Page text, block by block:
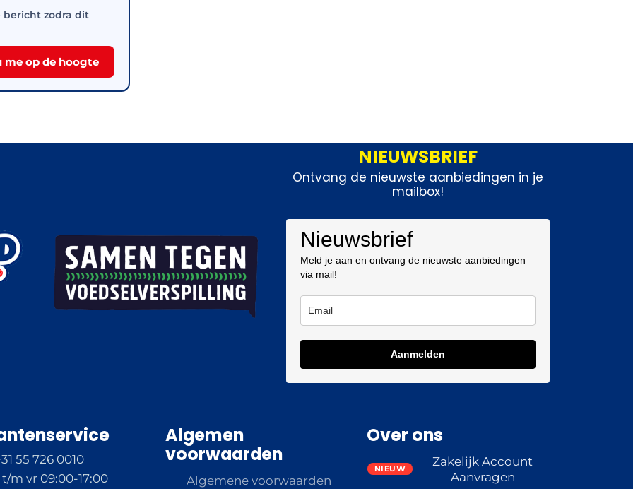
bericht zodra dit
me op de hoogte
NIEUWSBRIEF
Ontvang de nieuwste aanbiedingen in je
mailbox!
Nieuwsbrief
Meld je aan en ontvang de nieuwste aanbiedingen
via mail!
Aanmelden
55 726 0010
m vr 09:00-17:00
Algemen
voorwaarden
Algemene voorwaarden
Over ons
Zakelijk Account
Aanvragen